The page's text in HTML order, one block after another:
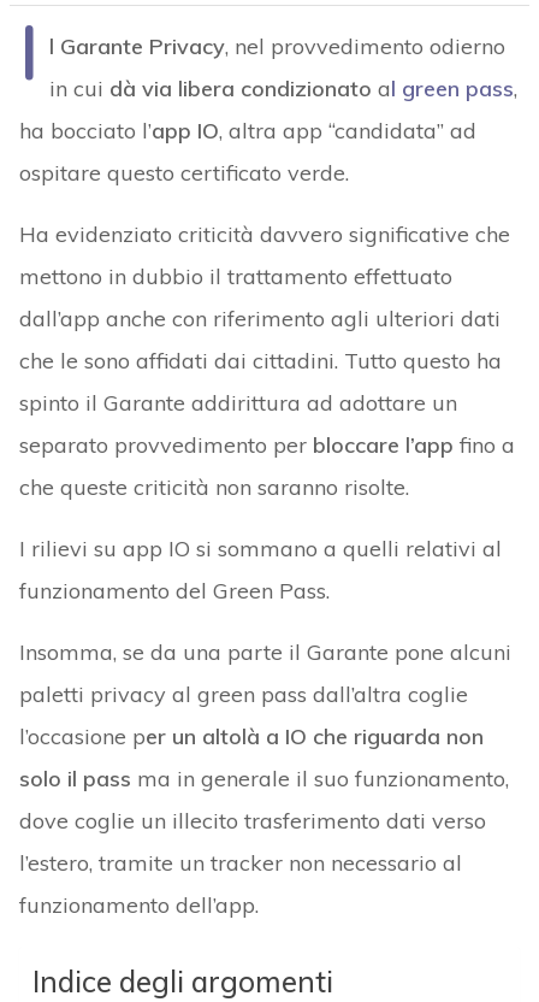
I l Garante Privacy, nel provvedimento odierno
in cui dà via libera condizionato al green pass,
ha bocciato l’app IO, altra app “candidata” ad
ospitare questo certificato verde.
Ha evidenziato criticità davvero significative che
mettono in dubbio il trattamento effettuato
dall’app anche con riferimento agli ulteriori dati
che le sono affidati dai cittadini. Tutto questo ha
spinto il Garante addirittura ad adottare un
separato provvedimento perbloccare l’app fino a
che queste criticità non saranno risolte.
I rilievi su app IO si sommano a quelli relativi al
funzionamento del Green Pass.
Insomma, se da una parte il Garante pone alcuni
paletti privacy al green pass dall’altra coglie
l’occasione per un altolà a IO che riguarda non
solo il pass ma in generale il suo funzionamento,
dove coglie un illecito trasferimento dati verso
l’estero, tramite un tracker non necessario al
funzionamento dell’app.
Indice degli argomenti